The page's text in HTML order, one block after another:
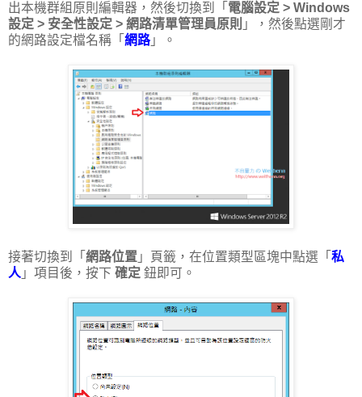
出本機群組原則編輯器，然後切換到「 電腦設定 > Windows
設定 > 安全性設定 > 網路清單管理員原則 」，然後點選剛才
的網路設定檔名稱「 網路 」。
接著切換到「 網路位置 」頁籤，在位置類型區塊中點選「 私
人 」項目後，按下 確定 鈕即可。